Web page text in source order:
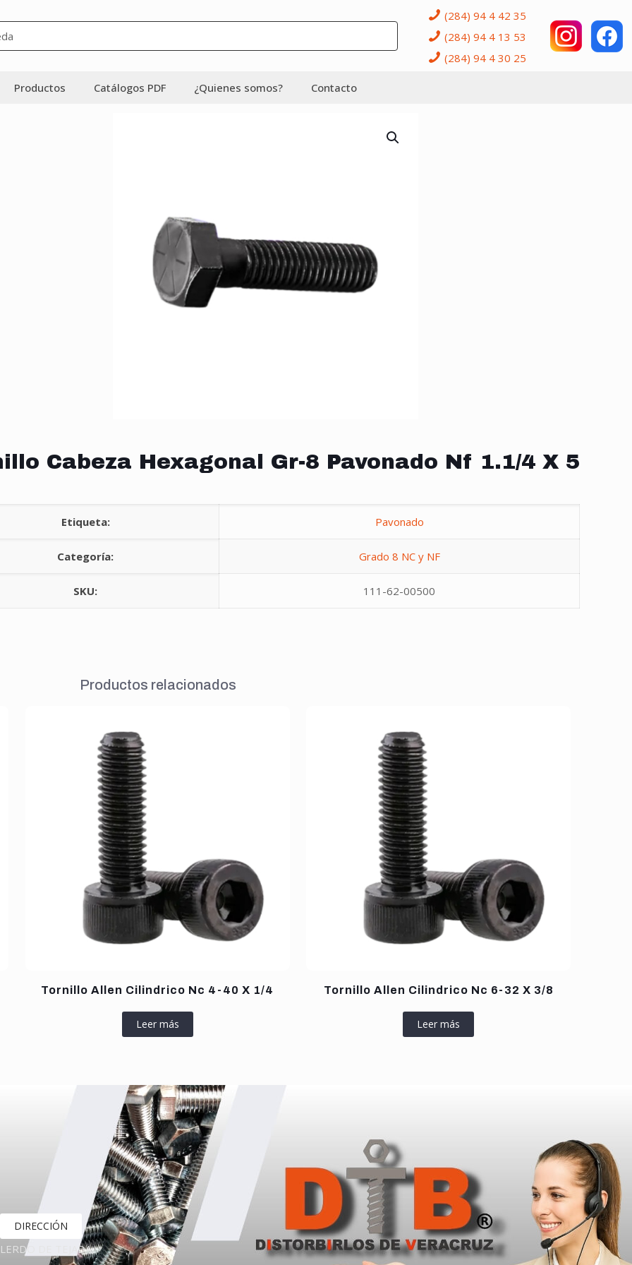
(284) 94 4 42 35
(284) 94 4 13 53
(284) 94 4 30 25
Productos Catálogos PDF ¿Quienes somos? Contacto
Cabeza Hexagonal Gr-8 Pavonado Nf 1.1/4 X 5
Etiqueta: Pavonado
Categoría: Grado 8 NC y NF
SKU: 111-62-00500
Productos relacionados
Tornillo Allen Cilindrico Nc 4-40 X 1/4
Leer más
Tornillo Allen Cilindrico Nc 6-32 X 3/8
Leer más
DIRECCIÓN
LERDO DE TEJADA,